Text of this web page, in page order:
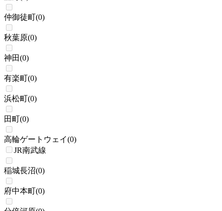
仲御徒町(0)
秋葉原(0)
神田(0)
有楽町(0)
浜松町(0)
田町(0)
高輪ゲートウェイ(0)
JR南武線
稲城長沼(0)
府中本町(0)